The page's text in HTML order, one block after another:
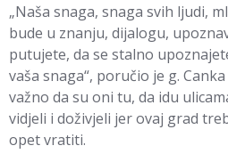
„Naša snaga, snaga svih ljudi,
bude u znanju, dijalogu,
putujete, da se stalno
vaša snaga“, poručio je g.
važno da su oni tu, da idu
vidjeli i doživjeli jer ovaj grad
opet vratiti.